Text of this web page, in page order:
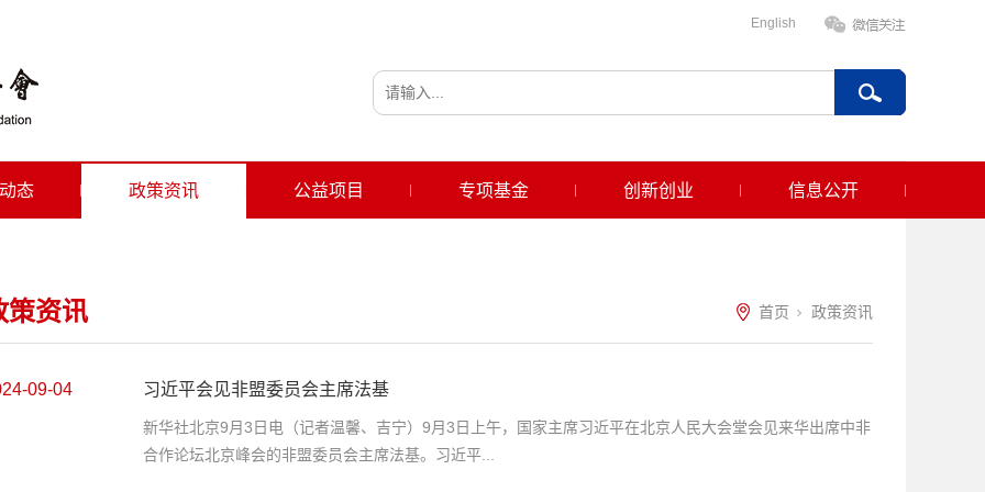
English
态 政策资讯 公益项目 专项基金 创新创业 信息公开
策资讯 首页 政策资讯
09-04 习近平会见非盟委员会主席法基
新华社北京9月3日电（记者温馨、吉宁）9月3日上午，国家主席习近平在北京人民大会堂会见来华出席中非
合作论坛北京峰会的非盟委员会主席法基。习近平...